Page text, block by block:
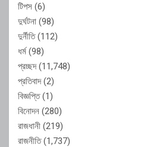
টিপস (6)
দুর্ঘটনা (98)
দুর্নীতি(112)
ধর্ম(98)
প্রচ্ছদ(11,748)
প্রতিবাদ(2)
বিজ্ঞপ্তি(1)
বিনোদন (280)
রাজধানী (219)
রাজনীতি(1,737)